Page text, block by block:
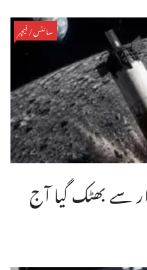
سائنس/فیچر
سے بھٹک گیا آج